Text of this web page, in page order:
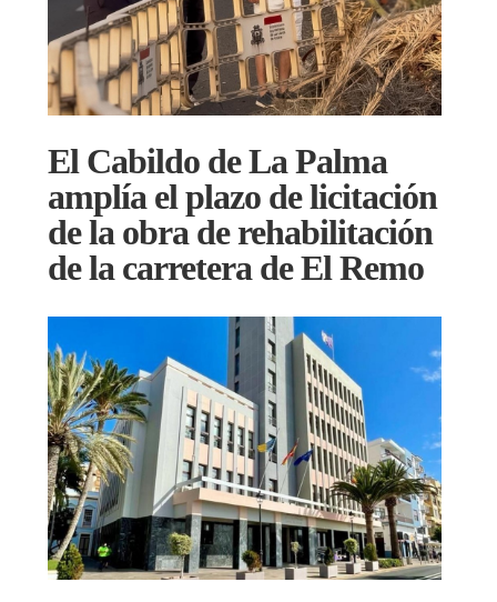
El Cabildo de La Palma
amplía el plazo de licitación
de la obra de rehabilitación
de la carretera de El Remo